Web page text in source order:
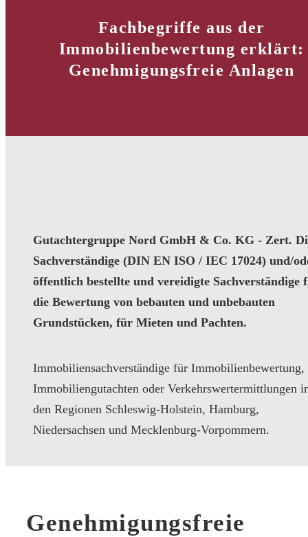
Fachbegriffe aus der
Immobilienbewertung erklärt:
Genehmigungsfreie Anlagen
Gutachtergruppe Nord GmbH & Co. KG - Zert.
Sachverständige (DIN EN ISO / IEC 17024) und/
öffentlich bestellte und vereidigte Sachverständige
die Bewertung von bebauten und unbebauten
Grundstücken, für Mieten und Pachten.
Immobiliensachverständige für Immobilienbewertung,
Immobiliengutachten oder Verkehrswertermittlungen
den Regionen Schleswig-Holstein, Hamburg,
Niedersachsen und Mecklenburg-Vorpommern.
Genehmigungsfreie